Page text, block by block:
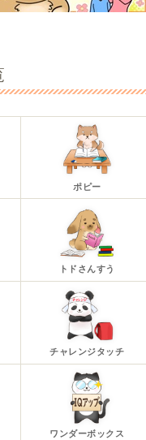
ポピー
トドさんすう
チャレンジタッチ
ワンダーボックス